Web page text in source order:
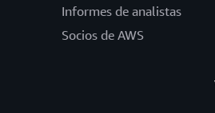
Informes de analistas
Socios de AWS